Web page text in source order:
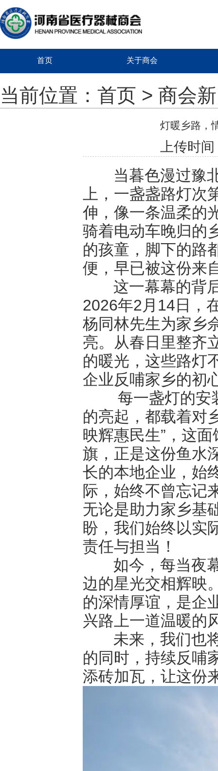
首页 关于商会
当前位置： 首页 > 商会
灯暖乡路，
上传时
当暮色漫过豫北
上，一盏盏路灯
伸，像一条温柔的
骑着电动车晚归的
的孩童，脚下的路
便，早已被这份来
这一幕幕的背
2026年2月14日，
杨同林先生为家乡
亮。从春日里整齐
的暖光，这些路灯
企业反哺家乡的初
每一盏灯的安
的亮起，都载着对
映辉惠民生”，这
旗，正是这份鱼水
长的本地企业，始
际，始终不曾忘记
无论是助力家乡基
盼，我们始终以实
责任与担当！
如今，每当夜幕
边的星光交相辉映
的深情厚谊，是企
兴路上一道温暖的
未来，我们也将
的同时，持续反哺
添砖加瓦，让这份